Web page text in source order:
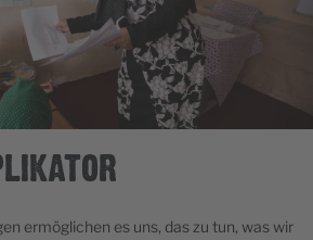
ermöglichen es uns, das zu tun, was wir